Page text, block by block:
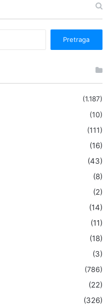
(1.187)
(10)
(111)
(16)
(43)
(8)
(2)
(14)
(11)
(18)
(3)
(786)
(22)
(326)